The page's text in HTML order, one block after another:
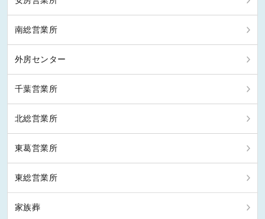
南総営業所
外房センター
千葉営業所
北総営業所
東葛営業所
東総営業所
家族葬